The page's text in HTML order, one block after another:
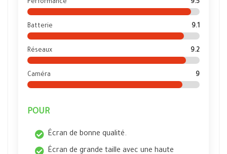
Performance 9.5
Batterie 9.1
Réseaux 9.2
Caméra 9
POUR
Écran de bonne qualité.
Écran de grande taille avec une haute